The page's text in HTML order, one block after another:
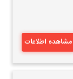
مشاهده اطلاعات